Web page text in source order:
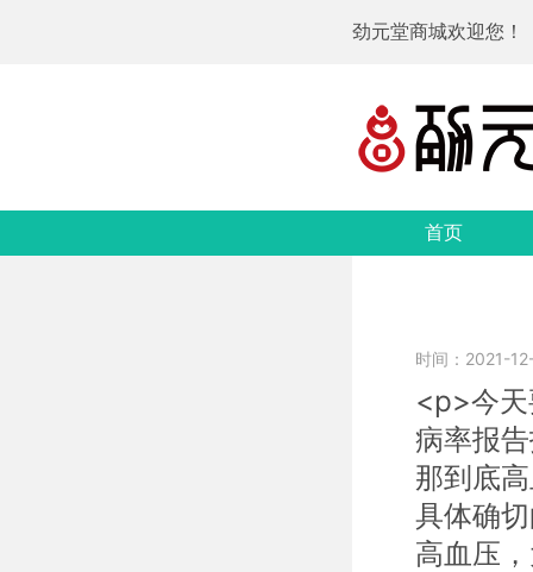
劲元堂商城欢迎您！
首页
时间：2021-
<p>今
病率报
那到底
具体确
高血压